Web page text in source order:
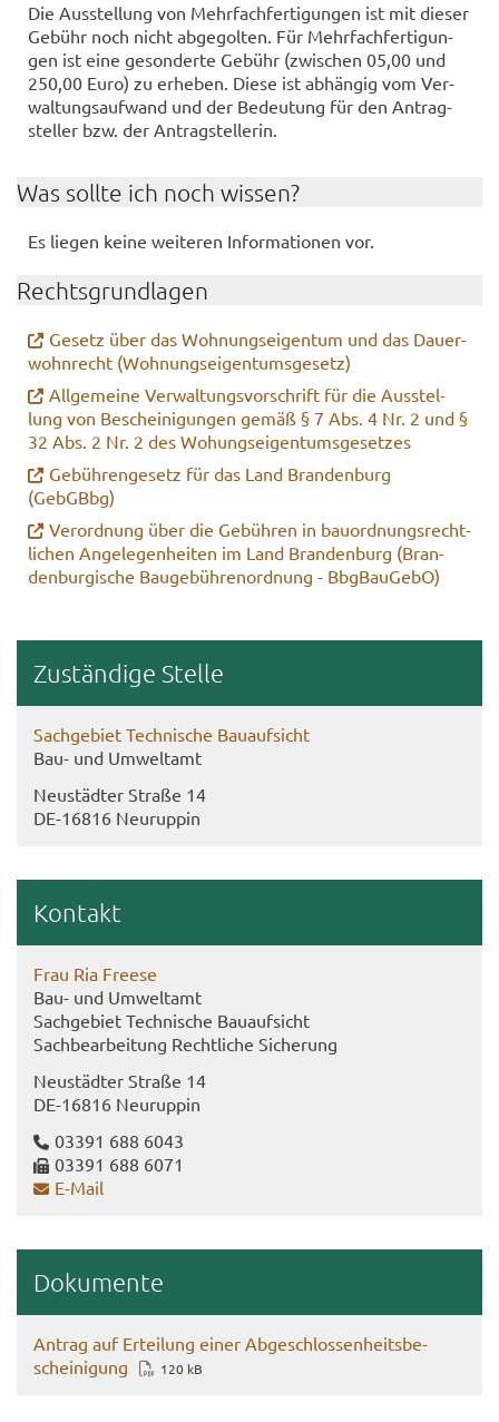
Die Aus­stel­lung von Mehr­fach­fer­ti­gun­gen ist mit die­ser
Ge­bühr noch nicht ab­ge­gol­ten. Für Mehr­fach­fer­ti­gun­
gen ist eine ge­son­der­te Ge­bühr (zwi­schen 05,00 und
250,00 Euro) zu er­he­ben. Diese ist ab­hän­gig vom Ver­
wal­tungs­auf­wand und der Be­deu­tung für den An­trag­
stel­ler bzw. der An­trag­stel­le­rin.
Was soll­te ich noch wis­sen?
Es lie­gen keine wei­te­ren In­for­ma­tio­nen vor.
Rechts­grund­la­gen
Ge­setz über das Woh­nungs­ei­gen­tum und das Dau­er­
wohn­recht (Woh­nungs­ei­gen­tums­ge­setz)
All­ge­mei­ne Ver­wal­tungs­vor­schrift für die Aus­stel­
lung von Be­schei­ni­gun­gen gemäß § 7 Abs. 4 Nr. 2 und §
32 Abs. 2 Nr. 2 des Wo­hungs­ei­gen­tums­ge­set­zes
Ge­büh­ren­ge­setz für das Land Bran­den­burg
(GebGBbg)
Ver­ord­nung über die Ge­büh­ren in bau­ord­nungs­recht­
li­chen An­ge­le­gen­hei­ten im Land Bran­den­burg (Bran­
den­bur­gi­sche Bau­ge­büh­ren­ord­nung - BbgBau­Ge­bO)
Zu­stän­di­ge Stel­le
Sach­ge­biet Tech­ni­sche Bau­auf­sicht
Bau- und Um­welt­amt
Neu­städ­ter Stra­ße 14
DE-​16816 Neu­rup­pin
Kon­takt
Frau Ria Free­se
Bau- und Um­welt­amt
Sach­ge­biet Tech­ni­sche Bau­auf­sicht
Sach­be­ar­bei­tung Recht­li­che Si­che­rung
Neu­städ­ter Stra­ße 14
DE-​16816 Neu­rup­pin
03391 688 6043
03391 688 6071
E-​Mail
Do­ku­men­te
An­trag auf Er­tei­lung einer Ab­ge­schlos­sen­heits­be­
schei­ni­gung
120 kB